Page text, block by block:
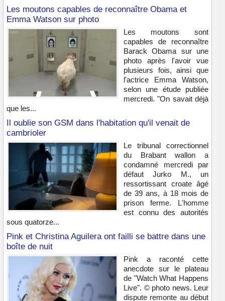
Les moutons capables de reconnaître Obama et
Emma Watson sur photo
Les moutons sont
capables de reconnaître
Barack Obama sur une
photo après l'avoir vue
plusieurs fois, ainsi que
l'actrice Emma Watson,
selon une étude publiée
mercredi. "On savait déjà
que les...
Il oublie son GSM dans l'habitation qu'il venait de
cambrioler
Le tribunal correctionnel
du Brabant wallon a
condamné mercredi par
défaut Jurko M., un
ressortissant croate âgé
de 39 ans, à 18 mois de
prison ferme. L'homme
est connu des autorités
sous quatorze...
Pink et Christina Aguilera ont failli se battre dans une
boîte de nuit
Pink a raconté cette
anecdote sur le plateau
de "Watch What Happens
Live". © photo news. Leur
dispute remonte au début